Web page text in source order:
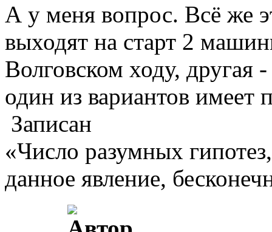
А у меня вопрос. Всё же
выходят на старт 2
Волговском ходу, другая
один из вариантов
Записан
«Число разумных
данное явление,